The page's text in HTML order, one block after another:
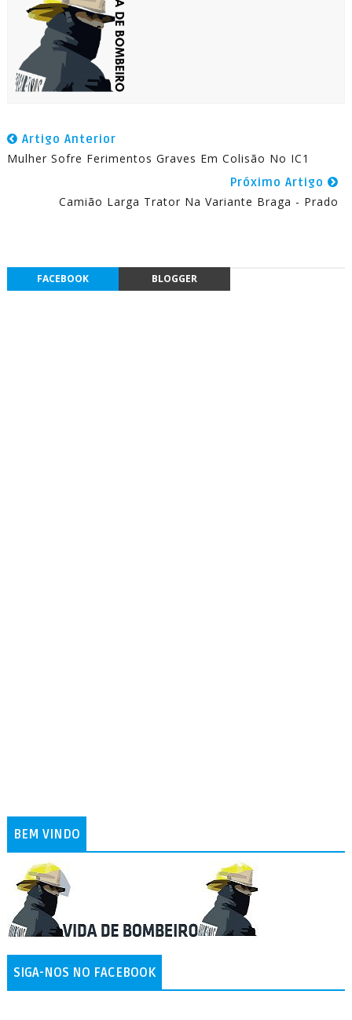
Artigo Anterior
Mulher Sofre Ferimentos Graves Em Colisão No IC1
Próximo Artigo
Camião Larga Trator Na Variante Braga - Prado
FACEBOOK BLOGGER
BEM VINDO
SIGA-NOS NO FACEBOOK